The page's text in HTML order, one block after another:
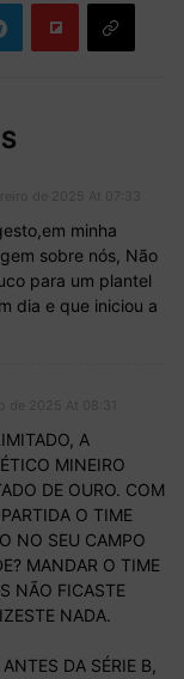
minha
sobre nós, Não
para um plantel
dia e que iniciou a
A
MINEIRO
DE OURO. COM
O TIME
NO SEU CAMPO
MANDAR O TIME
NÃO FICASTE
NADA.
DA SÉRIE B,